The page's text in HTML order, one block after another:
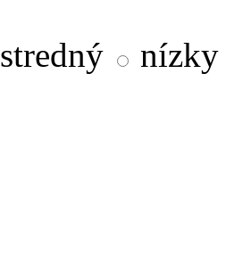
stredný
nízky